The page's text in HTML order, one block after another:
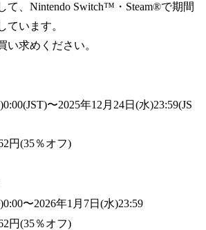
て、Nintendo Switch™・Steam®で期間
ています。
い求めください。
〜2025年12月24日(水)23:59(JS
円(35％オフ)
〜2026年1月7日(水)23:59
円(35％オフ)